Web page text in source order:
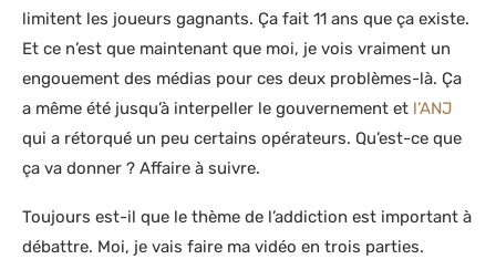
limitent les joueurs gagnants. Ça fait 11 ans que ça existe.
Et ce n’est que maintenant que moi, je vois vraiment un
engouement des médias pour ces deux problèmes-là. Ça
a même été jusqu’à interpeller le gouvernement et l’ANJ
qui a rétorqué un peu certains opérateurs. Qu’est-ce que
ça va donner ? Affaire à suivre.
Toujours est-il que le thème de l’addiction est important à
débattre. Moi, je vais faire ma vidéo en trois parties.